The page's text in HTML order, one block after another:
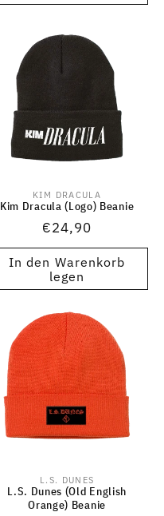
Anbieter:
KIM DRACULA
Kim Dracula (Logo) Beanie
Normaler
Preis
€24,90
In den Warenkorb
legen
Anbieter:
L.S. DUNES
L.S. Dunes (Old English
Orange) Beanie